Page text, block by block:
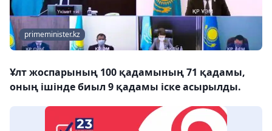
primeminister.kz
Ұлт жоспарының 100 қадамының 71 қадамы,
оның ішінде биыл 9 қадамы іске асырылды.